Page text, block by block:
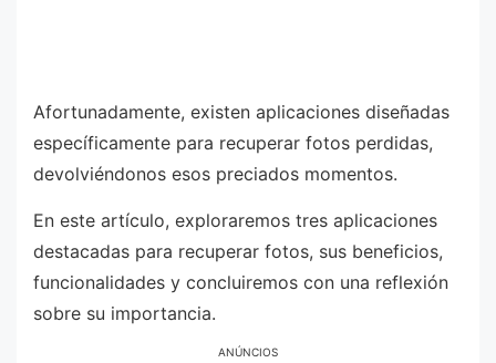
Afortunadamente, existen aplicaciones diseñadas
específicamente para recuperar fotos perdidas,
devolviéndonos esos preciados momentos.
En este artículo, exploraremos tres aplicaciones
destacadas para recuperar fotos, sus beneficios,
funcionalidades y concluiremos con una reflexión
sobre su importancia.
ANÚNCIOS